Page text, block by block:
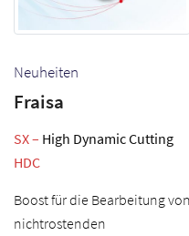
Neuheiten
Fraisa
SX – High Dynamic Cutting
HDC
Boost für die Bearbeitung von
nichtrostenden